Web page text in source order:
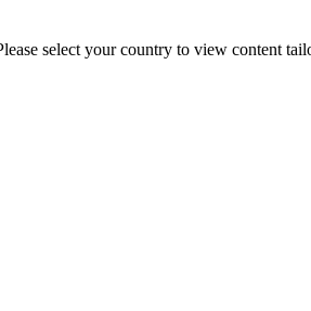
select your country to view content